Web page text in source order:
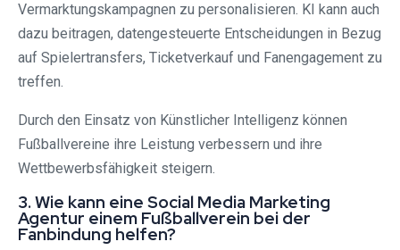
Vermarktungskampagnen zu personalisieren. KI kann auch
dazu beitragen, datengesteuerte Entscheidungen in Bezug
auf Spielertransfers, Ticketverkauf und Fanengagement zu
treffen.
Durch den Einsatz von Künstlicher Intelligenz können
Fußballvereine ihre Leistung verbessern und ihre
Wettbewerbsfähigkeit steigern.
3. Wie kann eine Social Media Marketing
Agentur einem Fußballverein bei der
Fanbindung helfen?